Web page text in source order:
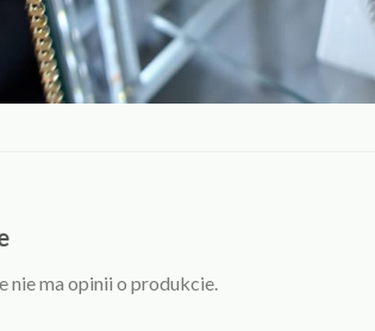
nie ma opinii o produkcie.